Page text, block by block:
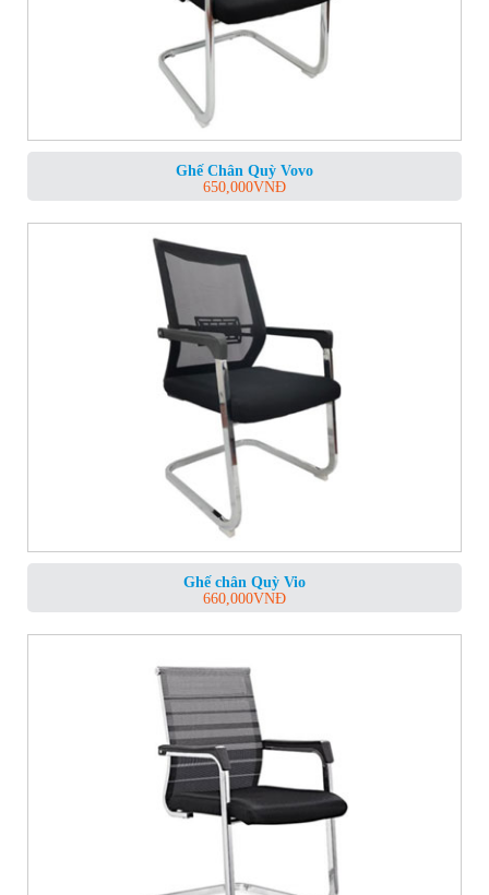
Ghế Chân Quỳ Vovo
650,000VNĐ
Ghế chân Quỳ Vio
660,000VNĐ